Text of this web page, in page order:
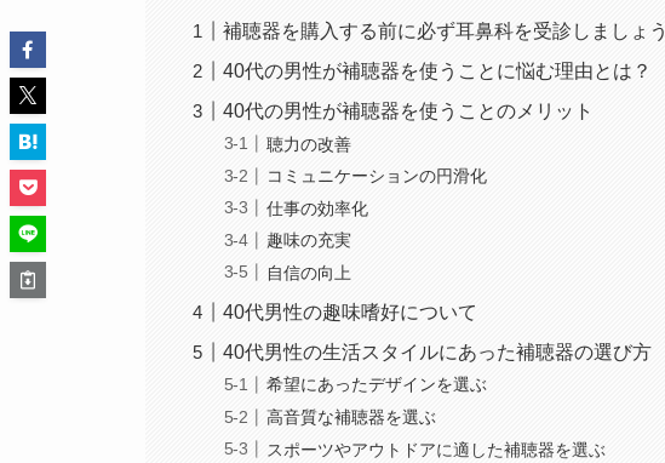
補聴器を購入する前に必ず耳鼻科を受診しましょう
40代の男性が補聴器を使うことに悩む理由とは？
40代の男性が補聴器を使うことのメリット
聴力の改善
コミュニケーションの円滑化
仕事の効率化
趣味の充実
自信の向上
40代男性の趣味嗜好について
40代男性の生活スタイルにあった補聴器の選び方
希望にあったデザインを選ぶ
高音質な補聴器を選ぶ
スポーツやアウトドアに適した補聴器を選ぶ